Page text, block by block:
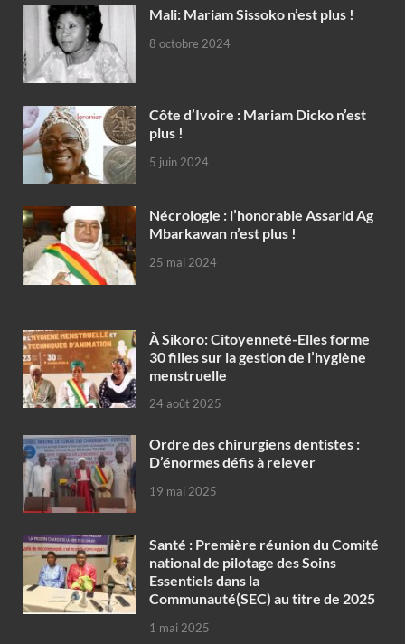
Mali: Mariam Sissoko n’est plus !
8 octobre 2024
Côte d’Ivoire : Mariam Dicko n’est
plus !
5 juin 2024
Nécrologie : l’honorable Assarid Ag
Mbarkawan n’est plus !
25 mai 2024
À Sikoro: Citoyenneté-Elles forme
30 filles sur la gestion de l’hygiène
menstruelle
24 août 2025
Ordre des chirurgiens dentistes :
D’énormes défis à relever
19 mai 2025
Santé : Première réunion du Comité
national de pilotage des Soins
Essentiels dans la
Communauté(SEC) au titre de 2025
1 mai 2025